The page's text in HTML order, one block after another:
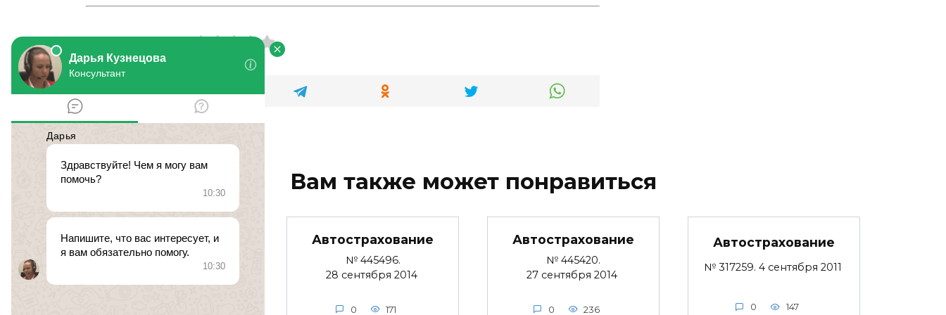
Вам также может понравиться
Автострахование
№ 447956.
Автострахование
№ 445496.
28 сентября 2014
0 171
Автострахование
№ 445420.
27 сентября 2014
0 236
Автострахование
№ 317259. 4 сентября 2011
0 147